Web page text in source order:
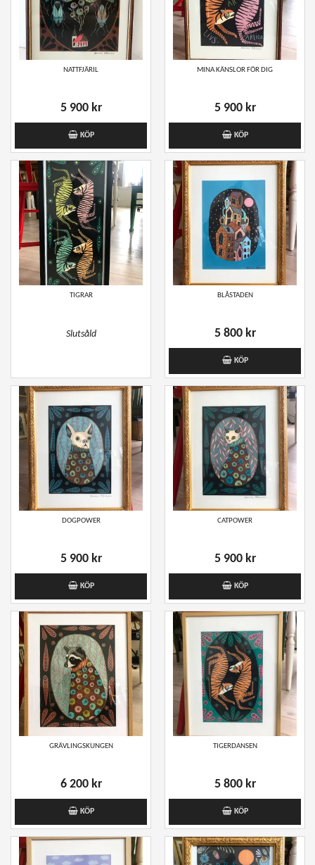
NATTFJÄRIL
5 900 kr
KÖP
MINA KÄNSLOR FÖR DIG
5 900 kr
KÖP
TIGRAR
Slutsåld
BLÅSTADEN
5 800 kr
KÖP
DOGPOWER
5 900 kr
KÖP
CATPOWER
5 900 kr
KÖP
GRÄVLINGSKUNGEN
6 200 kr
KÖP
TIGERDANSEN
5 800 kr
KÖP